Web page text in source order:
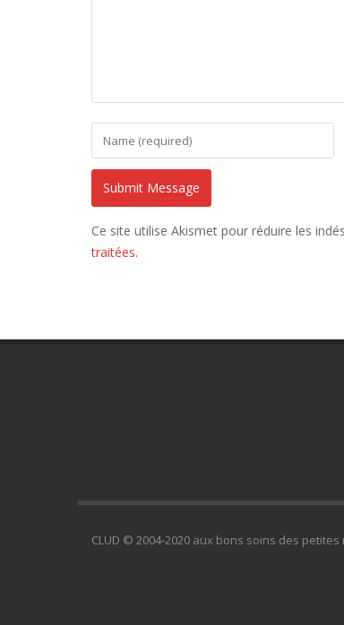
Ce site utilise Akismet pour réduire les
traitées.
CLUD © 2004-2020 aux bons soins des petites